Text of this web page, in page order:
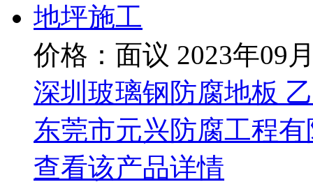
价格：面议 2023年09
深圳玻璃钢防腐地板
东莞市元兴防腐工程
查看该产品详情